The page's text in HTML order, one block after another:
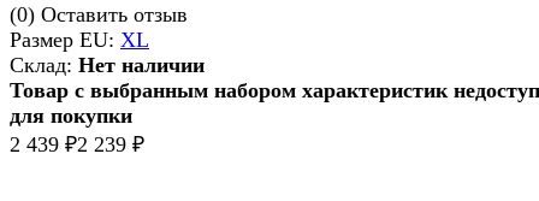
(0) Оставить отзыв
Размер EU: XL
Склад: Нет наличии
Товар с выбранным набором характеристик
для покупки
2 439 ₽2 239 ₽